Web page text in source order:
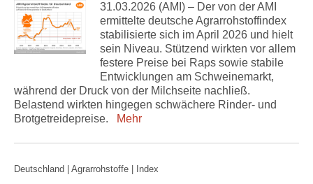
31.03.2026 (AMI) – Der von der AMI
ermittelte deutsche Agrarrohstoffindex
stabilisierte sich im April 2026 und hielt
sein Niveau. Stützend wirkten vor allem
festere Preise bei Raps sowie stabile
Entwicklungen am Schweinemarkt,
während der Druck von der Milchseite nachließ.
Belastend wirkten hingegen schwächere Rinder- und
Brotgetreidepreise.
Mehr
Deutschland | Agrarrohstoffe | Index